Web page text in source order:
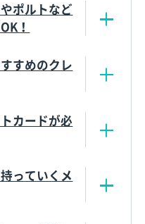
ポルトなど
！
すめのクレ
カードが必
っていくメ